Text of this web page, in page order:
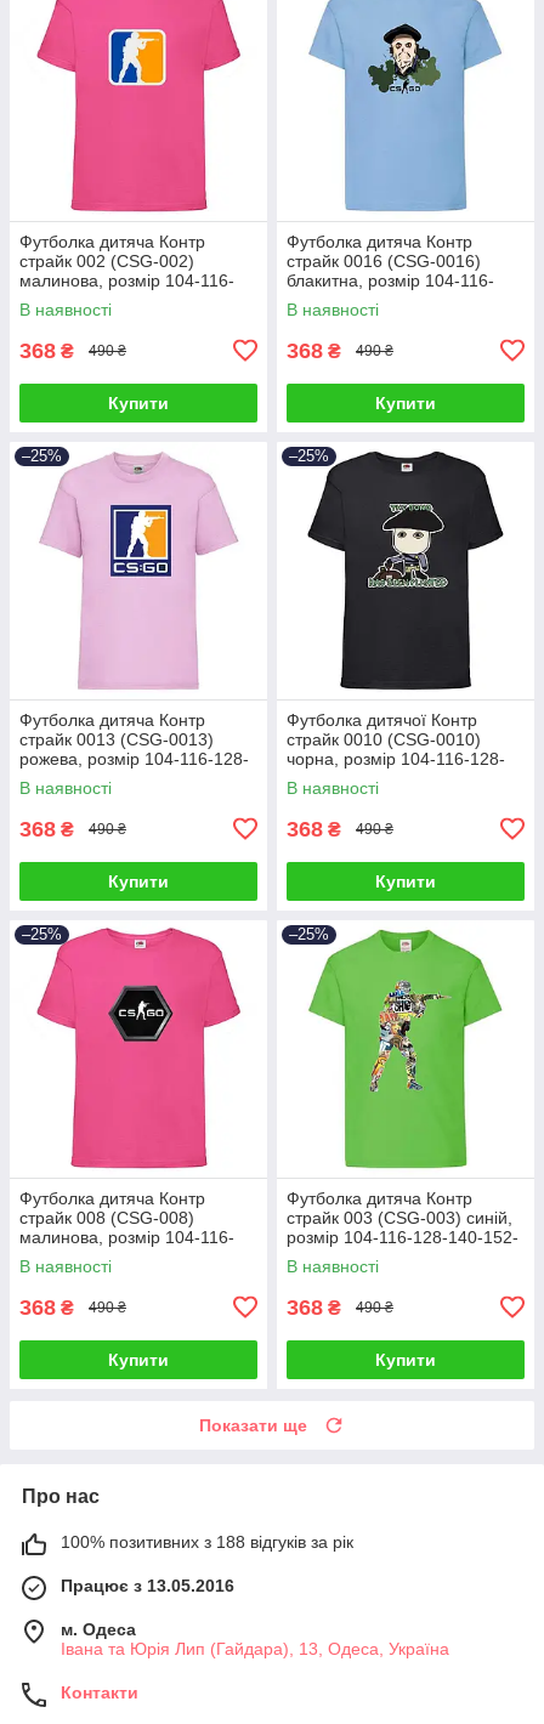
Футболка дитяча Контр
страйк 002 (CSG-002)
малинова, розмір 104-116-
128-140-152-164
В наявності
368 ₴ 490 ₴
Купити
Футболка дитяча Контр
страйк 0016 (CSG-0016)
блакитна, розмір 104-116-
128-140-152-164
В наявності
368 ₴ 490 ₴
Купити
–25%
Футболка дитяча Контр
страйк 0013 (CSG-0013)
рожева, розмір 104-116-128-
140-152-164
В наявності
368 ₴ 490 ₴
Купити
–25%
Футболка дитячої Контр
страйк 0010 (CSG-0010)
чорна, розмір 104-116-128-
140-152-164
В наявності
368 ₴ 490 ₴
Купити
–25%
Футболка дитяча Контр
страйк 008 (CSG-008)
малинова, розмір 104-116-
128-140-152-164
В наявності
368 ₴ 490 ₴
Купити
–25%
Футболка дитяча Контр
страйк 003 (CSG-003) синій,
розмір 104-116-128-140-152-
164
В наявності
368 ₴ 490 ₴
Купити
Показати ще
Про нас
100% позитивних з 188 відгуків за рік
Працює з 13.05.2016
м. Одеса
Івана та Юрія Лип (Гайдара), 13, Одеса, Україна
Контакти